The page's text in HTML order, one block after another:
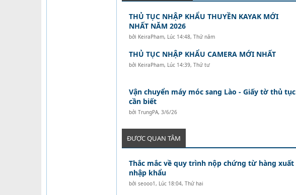
THỦ TỤC NHẬP KHẨU THUYỀN KAYAK MỚI
NHẤT NĂM 2026
bởi KeiraPham, Lúc 14:48, Thứ năm
THỦ TỤC NHẬP KHẨU CAMERA MỚI NHẤT
bởi KeiraPham, Lúc 14:39, Thứ tư
Vận chuyển máy móc sang Lào - Giấy tờ thủ tục
cần biết
bởi TrungPA, 3/6/26
ĐƯỢC QUAN TÂM
Thắc mắc về quy trình nộp chứng từ hàng xuất
nhập khẩu
bởi seooo1 , Lúc 18:04, Thứ hai